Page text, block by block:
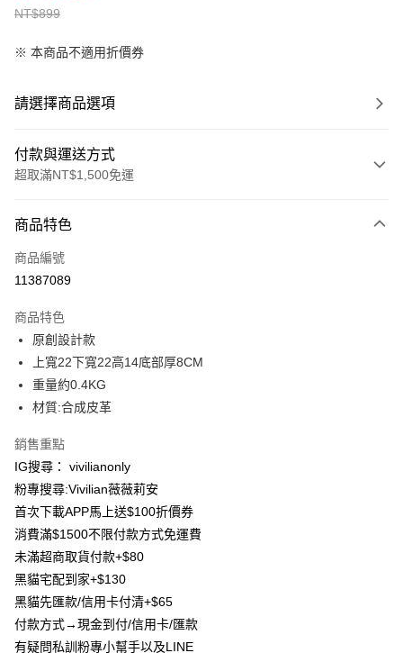
NT$899
※ 本商品不適用折價券
請選擇商品選項
付款與運送方式
超取滿NT$1,500免運
信用卡一次付款
信用卡分期付款
合作金庫商業銀行
華南商業銀行
上海商業儲蓄銀行
國泰世華商業銀行
臺灣中小企業銀行
聯邦商業銀行
元大商業銀行
台新國際商業銀行
台灣樂天信用卡公司
超商取貨付款
LINE Pay
Apple Pay
悠遊付
Google Pay
大哥付你分期
相關說明
【大哥付你分期使用說明】
2.付款方式選擇「大哥付你分期」，訂單成立後會自動跳轉到大哥付的交易
流程，驗證手機門號後，選擇欲分期的期數、繳款截止日，確認付款後即完
成交易。
3.實際核准額度、可分期數及費用金額請依後續交易確認頁面所載為準。
AFTEE先享後付
相關說明
【關於「AFTEE先享後付」】
AFTEE先享後付是「在收到商品之後才付款」的支付方式。 讓您購物簡單
ATM付款
商品特色
商品編號
11387089
商品特色
原創設計款
上寬22下寬22高14底部厚8CM
重量約0.4KG
材質:合成皮革
銷售重點
IG搜尋： vivilianonly
粉專搜尋:Vivilian薇薇莉安
首次下載APP馬上送$100折價券
消費滿$1500不限付款方式免運費
未滿超商取貨付款+$80
黑貓宅配到家+$130
黑貓先匯款/信用卡付清+$65
付款方式→現金到付/信用卡/匯款
有疑問私訓粉專小幫手以及LINE